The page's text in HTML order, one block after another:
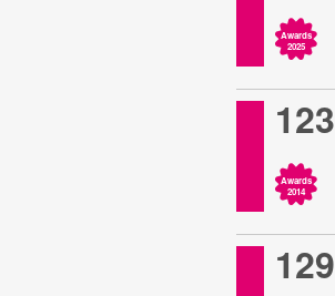
Awards
2025
123
Awards
2014
129